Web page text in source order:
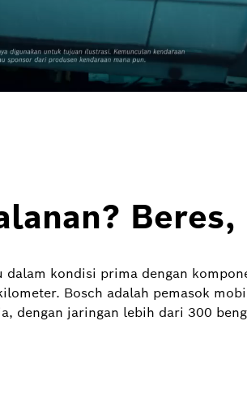
Beres,
dalam kondisi prima dengan
Bosch adalah pemasok
dengan jaringan lebih dari 300